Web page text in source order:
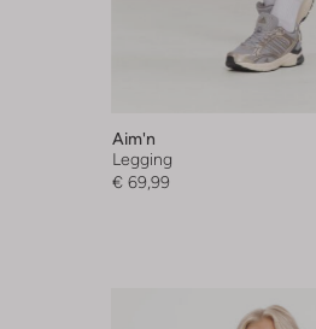
Aim'n
Legging
€ 69,99